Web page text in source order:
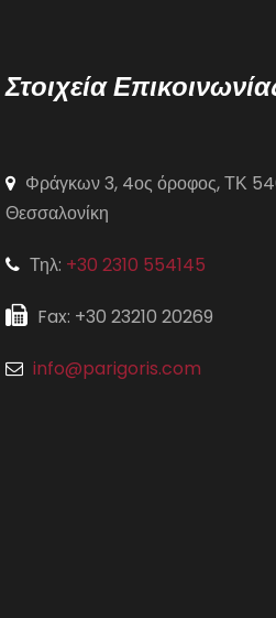
Στοιχεία
Φράγκων 3, 4ος όροφος, ΤΚ
Θεσσαλονίκη
Τηλ: +30 2310 554145
Fax: +30 23210 20269
info@parigoris.com